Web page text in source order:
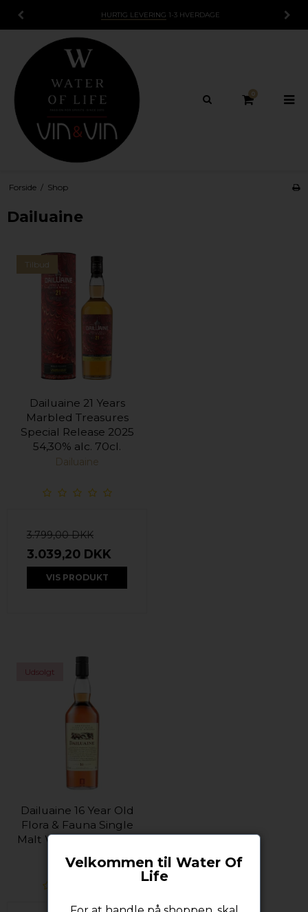
HURTIG LEVERING 1-3 HVERDAGE
0
Forside / Shop
Dailuaine
Tilbud
Dailuaine 21 Years
Marbled Treasures
Special Release 2025
54,30% alc. 70cl.
Dailuaine
3.799,00 DKK
3.039,20 DKK
VIS PRODUKT
Udsolgt
Dailuaine 16 Year Old
Flora & Fauna Single
Malt Whisky 43% 70cl
Dailuaine
Velkommen til Water Of
Life